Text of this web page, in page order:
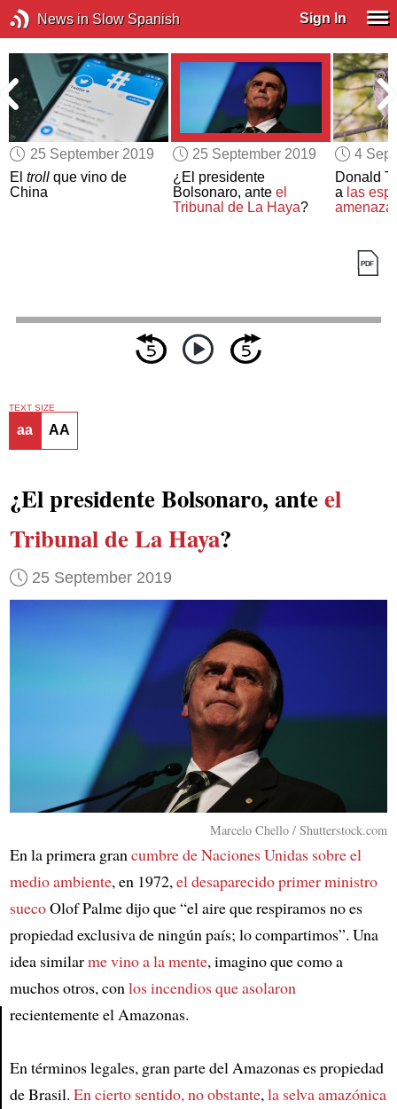
News in Slow Spanish Sign In
25 September 2019
Eltroll que vino de
China
25 September 2019
¿El presidente
Bolsonaro, ante el
Tribunal de La Haya?
4
Donald
a las
TEXT SIZE
aa AA
¿El presidente Bolsonaro, anteel
Tribunal de La Haya?
25 September 2019
Marcelo Chello / Shutterstock.com
En la primera grancumbre de Naciones Unidas sobre el
medio ambiente, en 1972,el desaparecido primer ministro
suecoOlof Palme dijo que “el aire que respiramos no es
propiedad exclusiva de ningún país; lo compartimos”. Una
idea similarme vino a la mente, imagino que como a
muchos otros, conlos incendios que asolaron
recientemente el Amazonas.
En términos legales, gran parte del Amazonas es propiedad
de Brasil. En cierto sentido, no obstante,la selva amazónica